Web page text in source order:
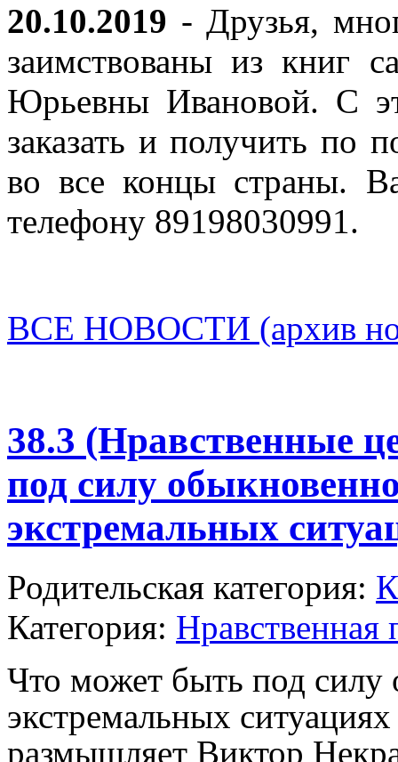
20.10.2019 - Друзья,
заимствованы из книг
Юрьевны Ивановой. С
заказать и получить по
во все концы страны.
телефону 89198030991.
ВСЕ НОВОСТИ (архив
38.3 (Нравственные
под силу
экстремальных
Родительская категория:
Категория: Нравственная
Что может быть под силу
экстремальных
размышляет Виктор